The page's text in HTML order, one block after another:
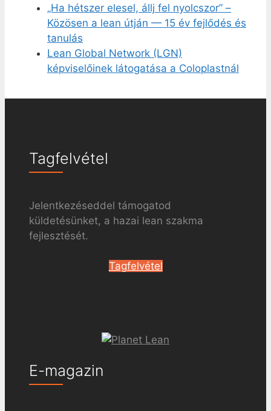
„Ha hétszer elesel, állj fel nyolcszor” –
Közösen a lean útján — 15 év fejlődés és
tanulás
Lean Global Network (LGN)
képviselőinek látogatása a Coloplastnál
Tagfelvétel
Jelentkezéseddel támogatod
küldetésünket, a hazai lean szakma
fejlesztését.
Tagfelvétel
E-magazin